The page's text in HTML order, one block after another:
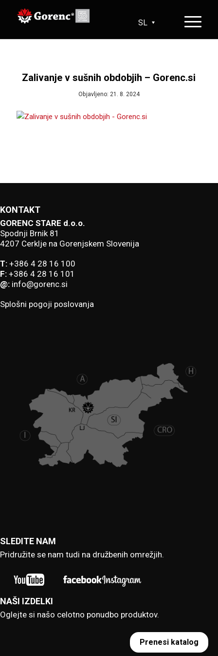
SL
Zalivanje v sušnih obdobjih – Gorenc.si
Objavljeno: 21. 8. 2024
KONTAKT
GORENC STARE d.o.o.
Spodnji Brnik 81
4207 Cerklje na Gorenjskem Slovenija
T: +386 4 28 16 100
F: +386 4 28 16 101
@: info@gorenc.si
Splošni pogoji poslovanja
SLEDITE NAM
Pridružite se nam tudi na družbenih omrežjih.
NAŠI IZDELKI
Oglejte si našo celotno ponudbo produktov.
Prenesi katalog